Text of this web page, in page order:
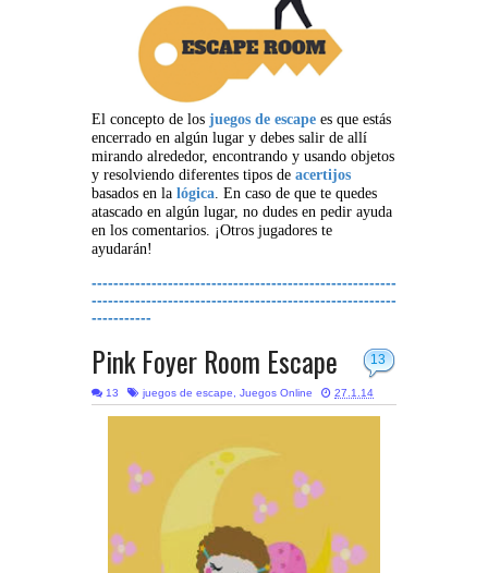
El concepto de los juegos de escape es que estás
encerrado en algún lugar y debes salir de allí
mirando alrededor, encontrando y usando objetos
y resolviendo diferentes tipos de acertijos
basados en la lógica. En caso de que te quedes
atascado en algún lugar, no dudes en pedir ayuda
en los comentarios. ¡Otros jugadores te
ayudarán!
--------------------------------------------------------
--------------------------------------------------------
-----------
13
Pink Foyer Room Escape
13 juegos de escape, Juegos Online 27.1.14